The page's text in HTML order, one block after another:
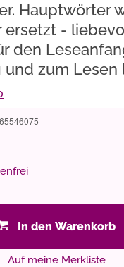
Hauptwörter
ersetzt -
den
und zum Lesen
In den Warenkorb
Auf meine Merkliste